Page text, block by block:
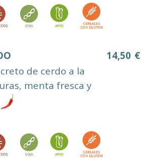
14,50 €
de cerdo a la
menta fresca y